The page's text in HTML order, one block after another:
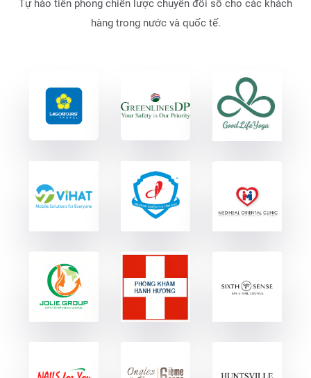
Tự hào tiên phong chiến lược chuyển đổi số cho các khách
hàng trong nước và quốc tế.